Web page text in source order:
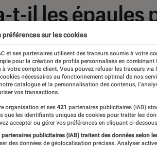
t-il les épaules
de Netflix
préférences sur les cookies
et ses partenaires utilisent des traceurs soumis à votre
pour la création de profils personnalisés en
à votre compte client. Vous pouvez refuser les traceurs
nécessaires au fonctionnement optimal de nos
catalogue et la personnalisation des contenus,
vos transactions.
organisation et ses 421 partenaires publicitaires (IAB)
que les identifiants uniques de cookies pour traiter les
accepter ou gérer vos préférences en cliquant ci-
partenaires publicitaires (IAB) traitent des données selon
des données de géolocalisation précises. Analyser